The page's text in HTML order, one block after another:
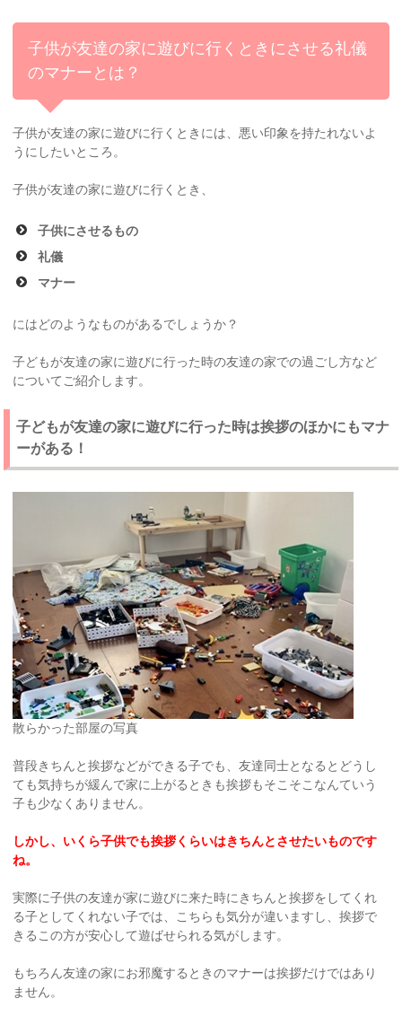
子供が友達の家に遊びに行くときにさせる礼儀
のマナーとは？
子供が友達の家に遊びに行くときには、悪い印象を持たれないよ
うにしたいところ。
子供が友達の家に遊びに行くとき、
子供にさせるもの
礼儀
マナー
にはどのようなものがあるでしょうか？
子どもが友達の家に遊びに行った時の友達の家での過ごし方など
についてご紹介します。
子どもが友達の家に遊びに行った時は挨拶のほかにもマナ
ーがある！
散らかった部屋の写真
普段きちんと挨拶などができる子でも、友達同士となるとどうし
ても気持ちが緩んで家に上がるときも挨拶もそこそこなんていう
子も少なくありません。
しかし、いくら子供でも挨拶くらいはきちんとさせたいものです
ね。
実際に子供の友達が家に遊びに来た時にきちんと挨拶をしてくれ
る子としてくれない子では、こちらも気分が違いますし、挨拶で
きるこの方が安心して遊ばせられる気がします。
もちろん友達の家にお邪魔するときのマナーは挨拶だけではあり
ません。